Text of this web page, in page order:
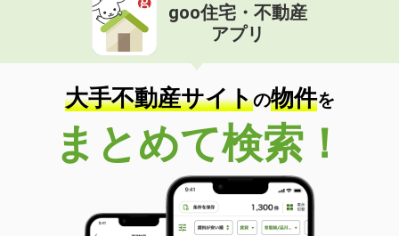
goo住宅・不動産
アプリ
大手不動産サイトの物件を
まとめて検索！